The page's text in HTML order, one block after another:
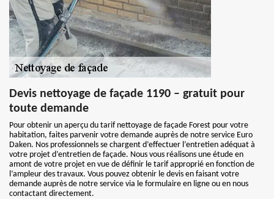
Devis nettoyage de façade 1190 – gratuit pour
toute demande
Pour obtenir un aperçu du tarif nettoyage de façade Forest pour votre
habitation, faites parvenir votre demande auprès de notre service Euro
Daken. Nos professionnels se chargent d’effectuer l’entretien adéquat à
votre projet d’entretien de façade. Nous vous réalisons une étude en
amont de votre projet en vue de définir le tarif approprié en fonction de
l’ampleur des travaux. Vous pouvez obtenir le devis en faisant votre
demande auprès de notre service via le formulaire en ligne ou en nous
contactant directement.